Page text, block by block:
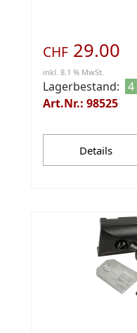
CHF 29.00
inkl. 8.1 % MwSt.
Lagerbestand: 4
Art.Nr.: 98525
Details